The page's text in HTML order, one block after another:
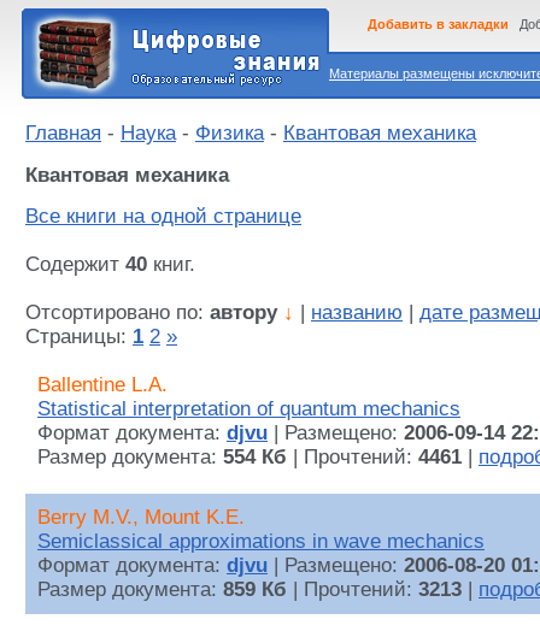
Материалы размещены
Добавить в закладки
Главная - Наука- Физика- Квантовая механика
Квантовая механика
Все книги на одной странице
Содержит 40 книг.
Отсортировано по: автору ↓ названию
дате
Страницы: 1 2 »
Ballentine L.A.
Statistical interpretation of quantum mechanics
Формат документа: djvu | Размещено: 2006-09-14
Размер документа: 554 Кб | Прочтений: 4461
Berry M.V., Mount K.E.
Semiclassical approximations in wave mechanics
Формат документа: djvu | Размещено: 2006-08-20
Размер документа: 859 Кб | Прочтений: 3213